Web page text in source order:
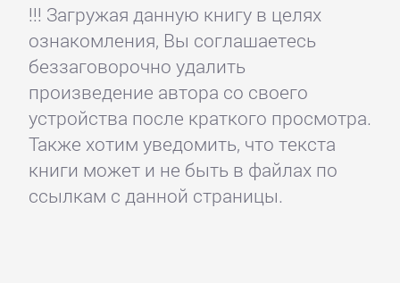
!!! Загружая данную книгу в целях
ознакомления, Вы соглашаетесь
беззаговорочно удалить
произведение автора со своего
устройства после краткого просмотра.
Также хотим уведомить, что текста
книги может и не быть в файлах по
ссылкам с данной страницы.